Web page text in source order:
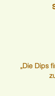
„Die Dips